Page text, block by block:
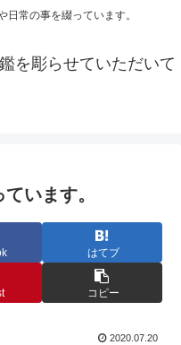
常の事を綴っています。
を彫らせていただいて
います。
はてブ
コピー
2020.07.20